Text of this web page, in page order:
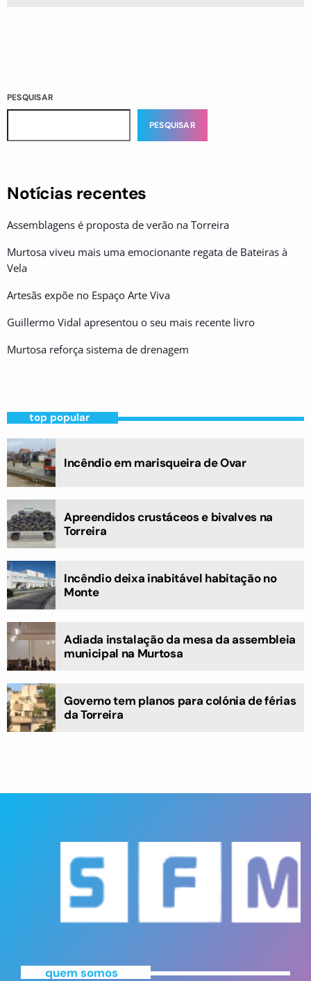
PESQUISAR
PESQUISAR
Notícias recentes
Assemblagens é proposta de verão na Torreira
Murtosa viveu mais uma emocionante regata de Bateiras à
Vela
Artesãs expõe no Espaço Arte Viva
Guillermo Vidal apresentou o seu mais recente livro
Murtosa reforça sistema de drenagem
top popular
Incêndio em marisqueira de Ovar
Apreendidos crustáceos e bivalves na
Torreira
Incêndio deixa inabitável habitação no
Monte
Adiada instalação da mesa da assembleia
municipal na Murtosa
Governo tem planos para colónia de férias
da Torreira
quem somos